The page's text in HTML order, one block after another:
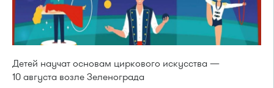
Детей научат основам циркового искусства —
10 августа возле Зеленограда